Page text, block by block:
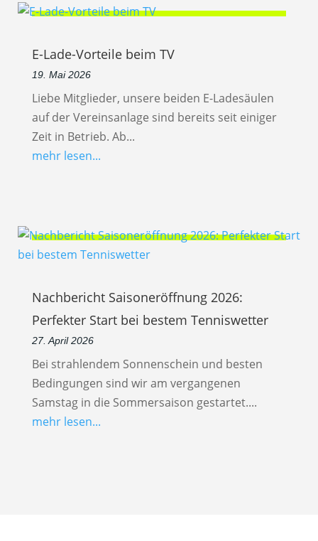
E-Lade-Vorteile beim TV
19. Mai 2026
Liebe Mitglieder, unsere beiden E-Ladesäulen
auf der Vereinsanlage sind bereits seit einiger
Zeit in Betrieb. Ab...
mehr lesen...
Nachbericht Saisoneröffnung 2026:
Perfekter Start bei bestem Tenniswetter
27. April 2026
Bei strahlendem Sonnenschein und besten
Bedingungen sind wir am vergangenen
Samstag in die Sommersaison gestartet....
mehr lesen...